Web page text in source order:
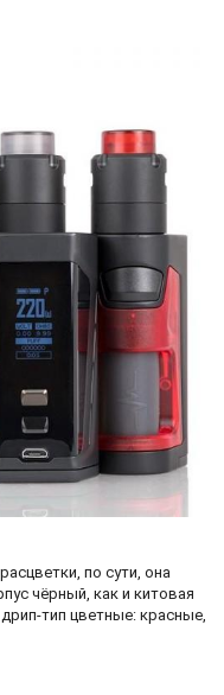
по сути, она
чёрный, как и китовая
тип цветные: красные,